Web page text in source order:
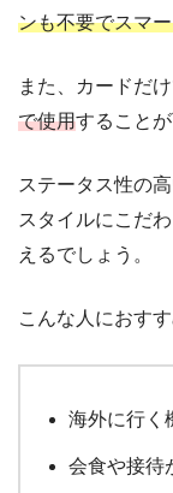
ンも不要でスマ
また、カードだ
で使用することが
ステータス性の
スタイルにこだ
えるでしょう。
こんな人におすす
海外に行く
会食や接待